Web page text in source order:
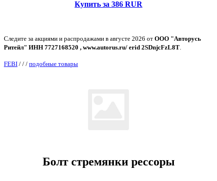
Купить за 386 RUR
Следите за акциями и распродажами в августе 2026 от ООО "Авторусь
Ритейл" ИНН 7727168520 , www.autorus.ru/ erid 2SDnjcFzL8T.
FEBI / / / подобные товары
Болт стремянки рессоры